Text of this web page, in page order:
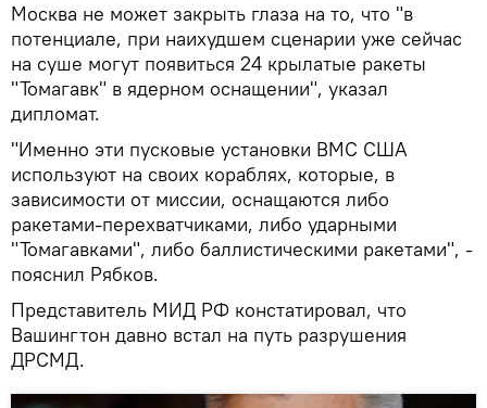
Москва не может закрыть глаза на то, что "в
потенциале, при наихудшем сценарии уже сейчас
на суше могут появиться 24 крылатые ракеты
"Томагавк" в ядерном оснащении", указал
дипломат.
"Именно эти пусковые установки ВМС США
используют на своих кораблях, которые, в
зависимости от миссии, оснащаются либо
ракетами-перехватчиками, либо ударными
"Томагавками", либо баллистическими ракетами", -
пояснил Рябков.
Представитель МИД РФ констатировал, что
Вашингтон давно встал на путь разрушения
ДРСМД.